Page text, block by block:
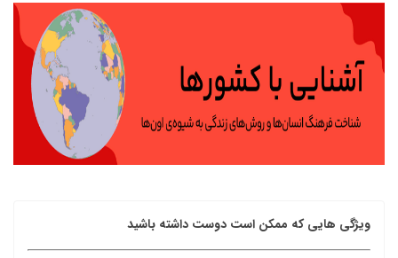
ویژگی هایی که ممکن است دوست داشته باشید